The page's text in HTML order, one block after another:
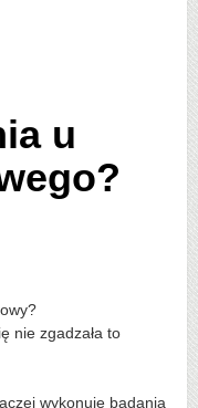
u
nie zgadzała to
wykonuje badania